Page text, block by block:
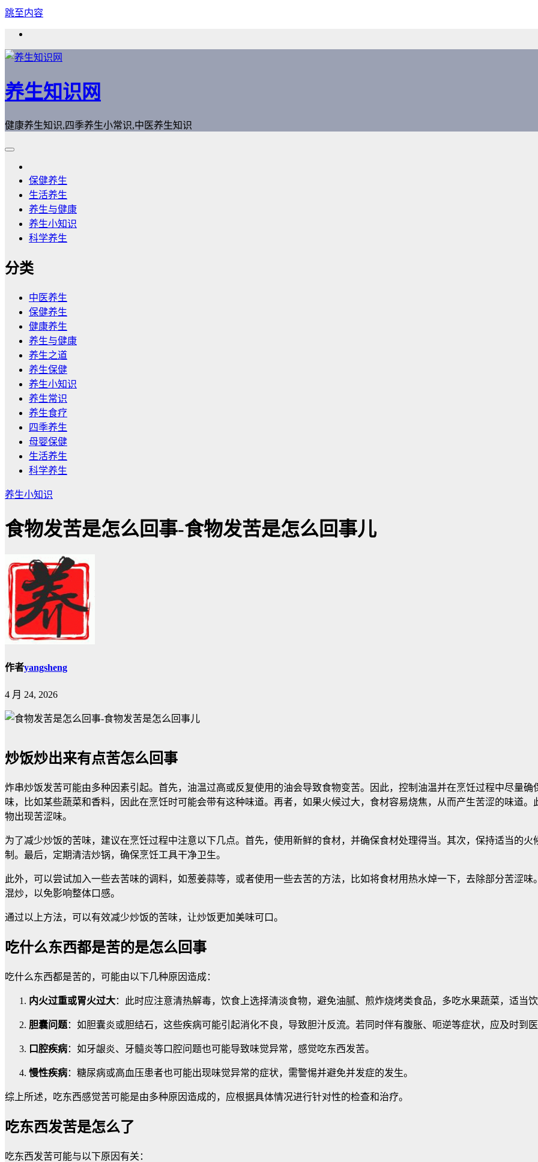
跳至内容
养生知识网
健康养生知识,四季养生小常识,中医养生知识
保健养生
生活养生
养生与健康
养生小知识
科学养生
分类
中医养生
保健养生
健康养生
养生与健康
养生之道
养生保健
养生小知识
养生常识
养生食疗
四季养生
母婴保健
生活养生
科学养生
养生小知识
食物发苦是怎么回事-食物发苦是怎么回事儿
作者yangsheng
4 月 24, 2026
炒饭炒出来有点苦怎么回事
炸串炒饭发苦可能由多种因素引起。首先，油温过高或反复使用的油会导致食物变苦。因此，控制油温并在烹饪过程中尽量
味，比如某些蔬菜和香料，因此在烹饪时可能会带有这种味道。再者，如果火候过大，食材容易烧焦，从而产生苦涩的味道
物出现苦涩味。
为了减少炒饭的苦味，建议在烹饪过程中注意以下几点。首先，使用新鲜的食材，并确保食材处理得当。其次，保持适当的
制。最后，定期清洁炒锅，确保烹饪工具干净卫生。
此外，可以尝试加入一些去苦味的调料，如葱姜蒜等，或者使用一些去苦的方法，比如将食材用热水焯一下，去除部分苦涩
混炒，以免影响整体口感。
通过以上方法，可以有效减少炒饭的苦味，让炒饭更加美味可口。
吃什么东西都是苦的是怎么回事
吃什么东西都是苦的，可能由以下几种原因造成：
内火过重或胃火过大：此时应注意清热解毒，饮食上选择清淡食物，避免油腻、煎炸烧烤类食品，多吃水果蔬菜，适当
胆囊问题：如胆囊炎或胆结石，这些疾病可能引起消化不良，导致胆汁反流。若同时伴有腹胀、呃逆等症状，应及时到
口腔疾病：如牙龈炎、牙髓炎等口腔问题也可能导致味觉异常，感觉吃东西发苦。
慢性疾病：糖尿病或高血压患者也可能出现味觉异常的症状，需警惕并避免并发症的发生。
综上所述，吃东西感觉苦可能是由多种原因造成的，应根据具体情况进行针对性的检查和治疗。
吃东西发苦是怎么了
吃东西发苦可能与以下原因有关：